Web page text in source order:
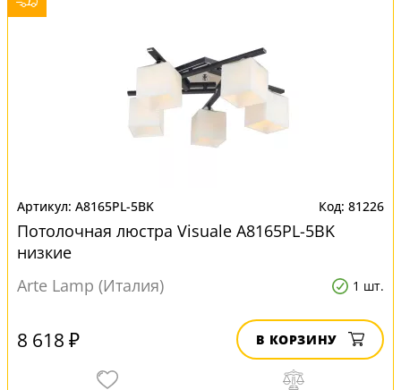
A8165PL-5BK 81226
Потолочная люстра Visuale A8165PL-5BK
низкие
Arte Lamp (Италия)
1 шт.
8 618 ₽ В КОРЗИНУ